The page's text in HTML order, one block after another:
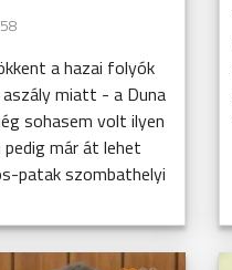
a hazai folyók
miatt - a Duna
sohasem volt ilyen
pedig már át lehet
patak szombathelyi